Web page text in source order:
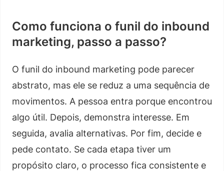
Como funciona o funil do inbound
marketing, passo a passo?
O funil do inbound marketing pode parecer
abstrato, mas ele se reduz a uma sequência de
movimentos. A pessoa entra porque encontrou
algo útil. Depois, demonstra interesse. Em
seguida, avalia alternativas. Por fim, decide e
pede contato. Se cada etapa tiver um
propósito claro, o processo fica consistente e